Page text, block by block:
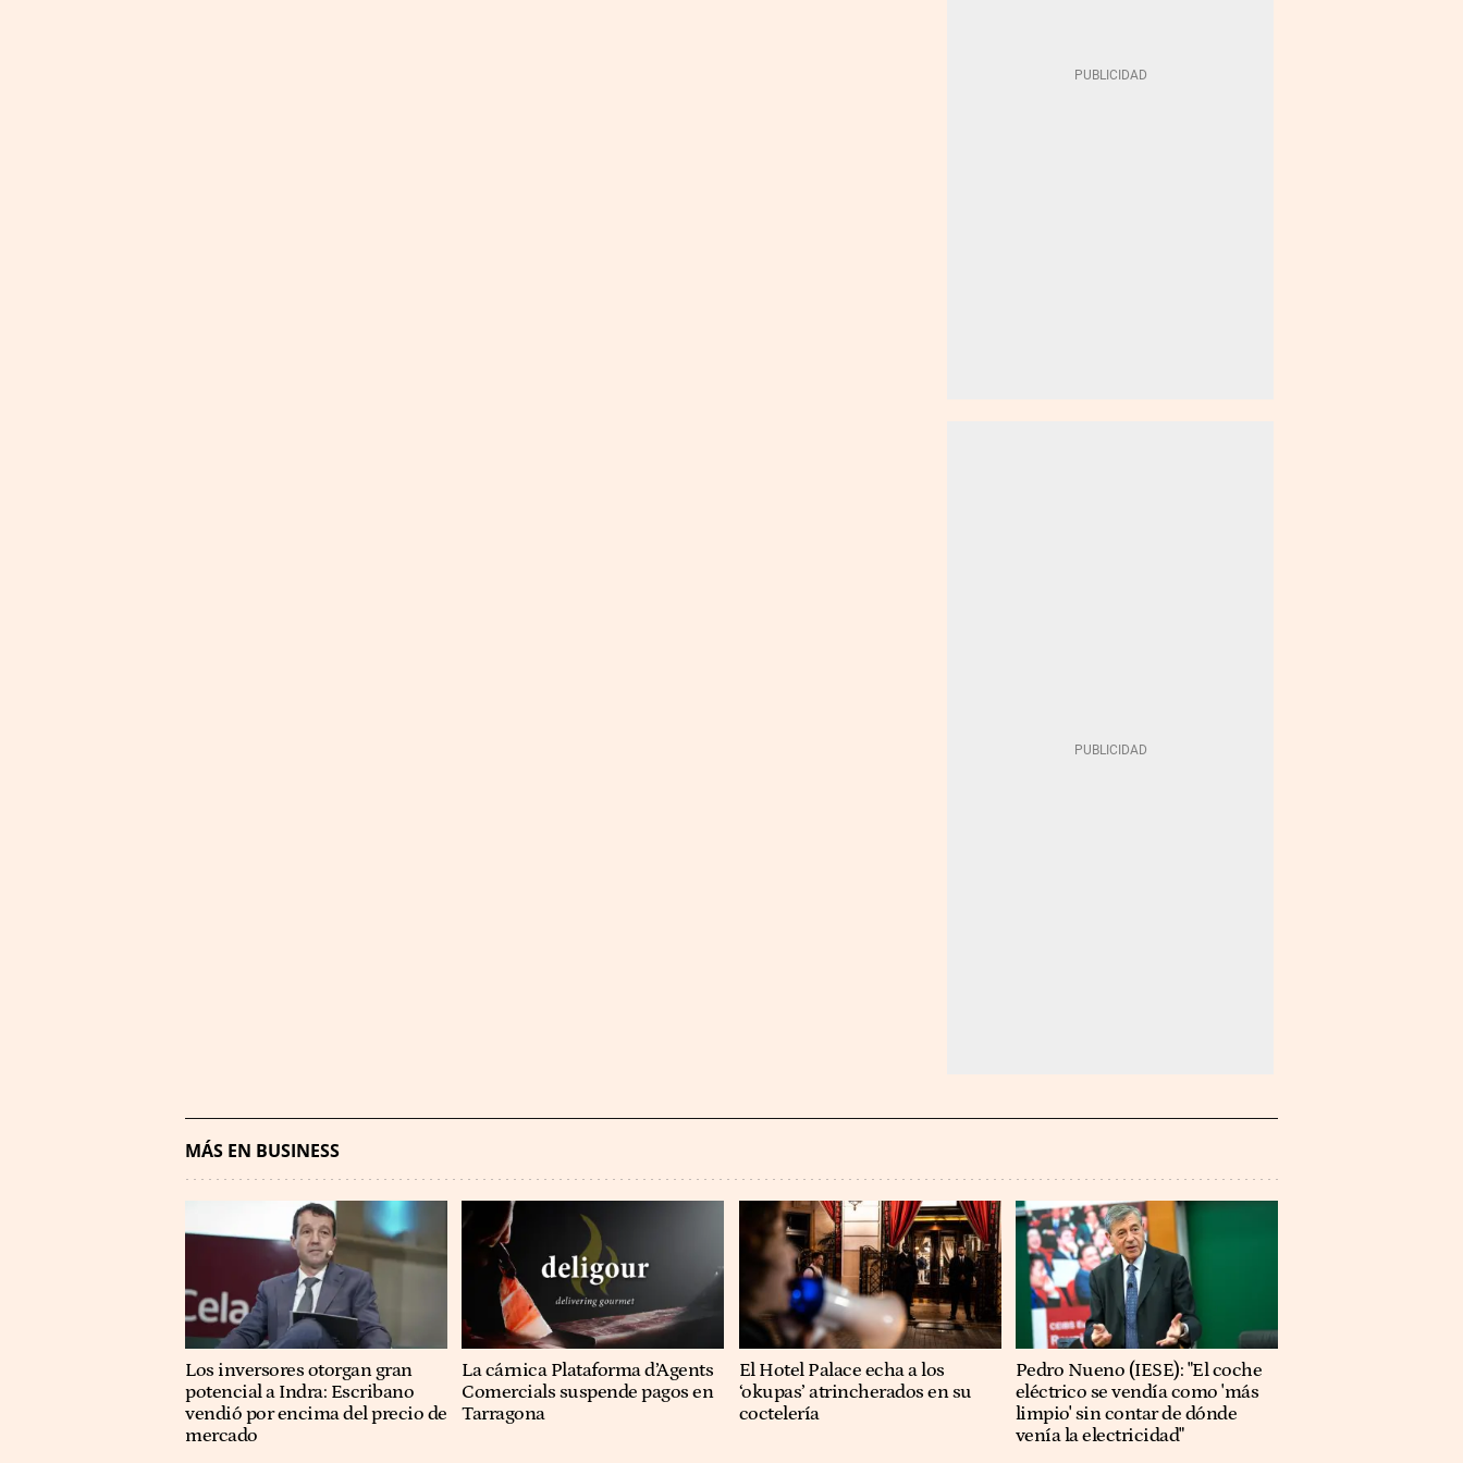
MÁS EN BUSINESS
Los inversores otorgan gran
potencial a Indra: Escribano
vendió por encima del precio de
mercado
La cárnica Plataforma d’Agents
Comercials suspende pagos en
Tarragona
El Hotel Palace echa a los
‘okupas’ atrincherados en su
coctelería
Pedro Nueno (IESE): "El coche
eléctrico se vendía como 'más
limpio' sin contar de dónde
venía la electricidad"